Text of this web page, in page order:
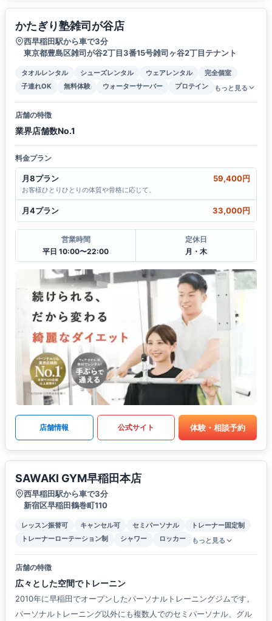
かたぎり塾雑司が谷店
西早稲田駅から車で3分
東京都豊島区雑司が谷2丁目3番15号雑司ヶ谷2丁目テナント
タオルレンタル シューズレンタル ウェアレンタル
完全個室
子連れOK
無料体験 ウォーターサーバー プロテイン もっと見る
店舗の特徴
業界店舗数No.1
料金プラン
月8プラン 59,400円
お客様ひとりひとりの体質や骨格に応じて、
月4プラン 33,000円
営業時間
平日 10:00〜22:00
定休日
月・木
店舗情報 公式サイト 体験・相談予約
SAWAKI GYM早稲田本店
西早稲田駅から車で3分
新宿区早稲田鶴巻町110
レッスン振替可 キャンセル可 セミパーソナル
トレーナー固定制
トレーナーローテーション制
シャワー ロッカー もっと見る
店舗の特徴
広々とした空間でトレーニン
2010年に早稲田でオープンしたパーソナルトレーニングジムです。
パーソナルトレーニング以外にも複数人でのセミパーソナル、グル